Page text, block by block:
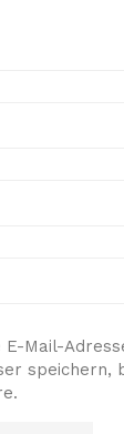
Mail-
speichern,